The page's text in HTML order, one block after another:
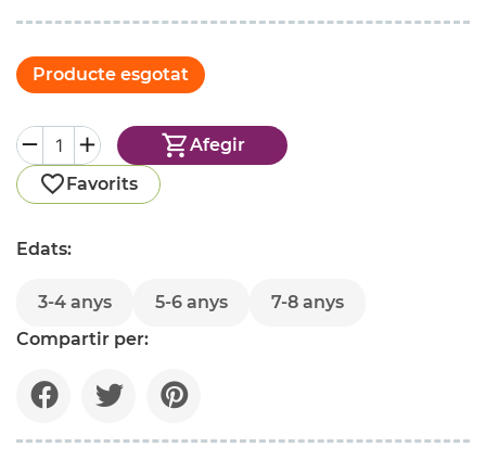
Producte esgotat
Afegir
Favorits
Edats:
3-4 anys 5-6 anys
7-8 anys
Compartir per: